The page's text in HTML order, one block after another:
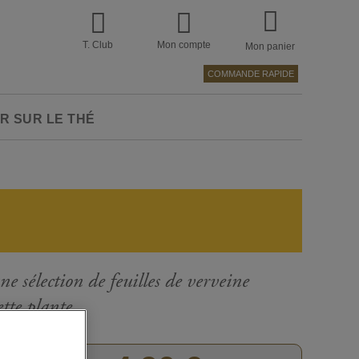
T. Club Mon compte Mon panier
COMMANDE RAPIDE
SUR LE THÉ
sélection de feuilles de verveine
plante.